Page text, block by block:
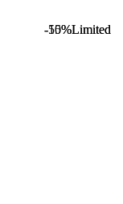
-15%Limited
-50%Limited